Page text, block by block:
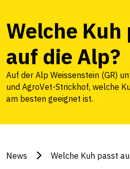
Welche Kuh
auf die Alp?
Auf der Alp Weissenstein (GR)
und AgroVet-Strickhof, welche
am besten geeignet ist.
News Welche Kuh passt